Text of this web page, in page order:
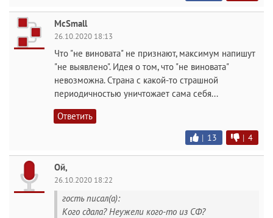
McSmall
26.10.2020 18:13
Что "не виновата" не признают, максимум напишут
"не выявлено". Идея о том, что "не виновата"
невозможна. Страна с какой-то страшной
периодичностью уничтожает сама себя...
Ответить
| 13 | 4
Ой,
26.10.2020 18:22
гость писал(а):
Кого сдала? Неужели кого-то из СФ?